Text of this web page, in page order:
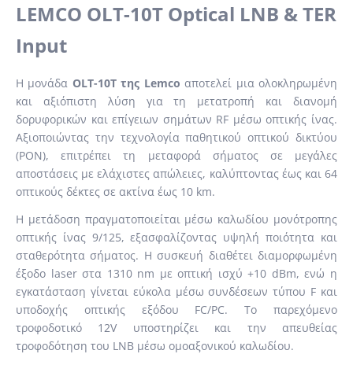
LEMCO OLT-10T Optical LNB & TER
Input
Η μονάδα OLT-10T της Lemco αποτελεί μια ολοκληρωμένη
και αξιόπιστη λύση για τη μετατροπή και διανομή
δορυφορικών και επίγειων σημάτων RF μέσω οπτικής ίνας.
Αξιοποιώντας την τεχνολογία παθητικού οπτικού δικτύου
(PON), επιτρέπει τη μεταφορά σήματος σε μεγάλες
αποστάσεις με ελάχιστες απώλειες, καλύπτοντας έως και 64
οπτικούς δέκτες σε ακτίνα έως 10 km.
Η μετάδοση πραγματοποιείται μέσω καλωδίου μονότροπης
οπτικής ίνας 9/125, εξασφαλίζοντας υψηλή ποιότητα και
σταθερότητα σήματος. Η συσκευή διαθέτει διαμορφωμένη
έξοδο laser στα 1310 nm με οπτική ισχύ +10 dBm, ενώ η
εγκατάσταση γίνεται εύκολα μέσω συνδέσεων τύπου F και
υποδοχής οπτικής εξόδου FC/PC. Το παρεχόμενο
τροφοδοτικό 12V υποστηρίζει και την απευθείας
τροφοδότηση του LNB μέσω ομοαξονικού καλωδίου.